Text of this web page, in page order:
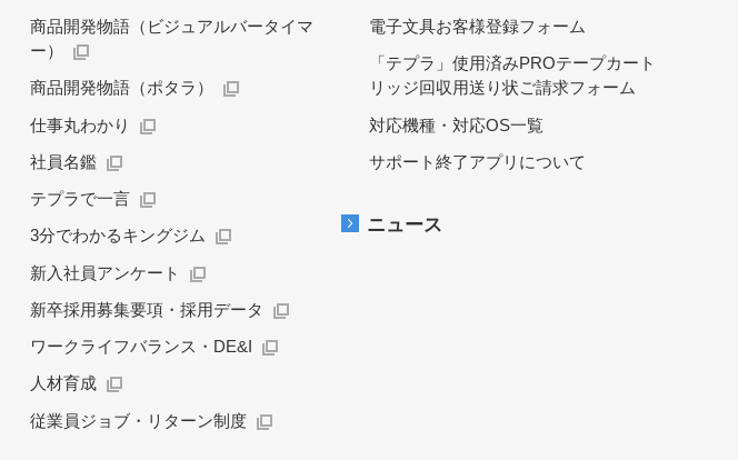
商品開発物語（ビジュアルバータイマ
ー）
商品開発物語（ポタラ）
仕事丸わかり
社員名鑑
テプラで一言
3分でわかるキングジム
新入社員アンケート
新卒採用募集要項・採用データ
ワークライフバランス・DE&I
人材育成
従業員ジョブ・リターン制度
電子文具お客様登録フォーム
「テプラ」使用済みPROテープカート
リッジ回収用送り状ご請求フォーム
対応機種・対応OS一覧
サポート終了アプリについて
ニュース